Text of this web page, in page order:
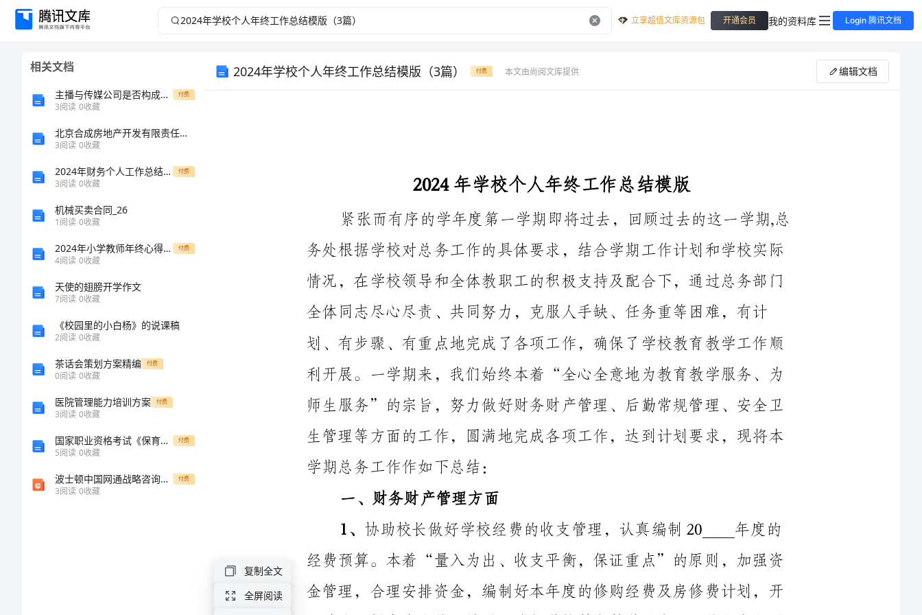
2024
（3
篇）
立享超值文库资源包 开通会员 我的资料库 Login 腾讯文档
相关文档
主播与传媒公司是否构成劳动关系案例检索报告文本 付费
3阅读 0收藏
北京合成房地产开发有限责任公司介绍企业发展分析报告
3阅读 0收藏
2024年财务个人工作总结精选 付费
3阅读 0收藏
机械买卖合同_26
1阅读 0收藏
2024年小学教师年终心得体会范文 付费
4阅读 0收藏
天使的翅膀开学作文
7阅读 0收藏
《校园里的小白杨》的说课稿
2阅读 0收藏
茶话会策划方案精编 付费
0阅读 0收藏
医院管理能力培训方案 付费
3阅读 0收藏
国家职业资格考试《保育员技师》全真模拟试题A卷 附答案 付费
5阅读 0收藏
波士顿中国网通战略咨询报告完整课件 付费
3阅读 0收藏
2024年学校个人年终工作总结模版（3篇） 付费 本文由尚阅文库提供 编辑文档
严格执行上级主管部门制订收费标准，做好收费公示。在学生
严格实行上级主管部门制订收费制度，做到了无乱收费、无乱摊派、
紧张而有序的学年度第一学期即将过去，回顾过去的这一学期,总
全体同志尽心尽责、共同努力，克服人手缺、任务重等困难，有计
划、有步骤、有重点地完成了各项工作，确保了学校教育教学工作顺
生管理等方面的工作，圆满地完成各项工作，达到计划要求，现将本
学期总务工作作如下总结：
一、财务财产管理方面
复制全文
全屏阅读